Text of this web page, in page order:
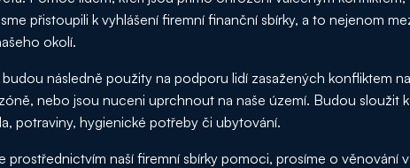
přistoupili k vyhlášení firemní finanční sbírky, a to nejenom
okolí.
následně použity na podporu lidí zasažených konfliktem
nebo jsou nuceni uprchnout na naše území. Budou sloužit
potraviny, hygienické potřeby či ubytování.
prostřednictvím naší firemní sbírky pomoci, prosíme o věnování